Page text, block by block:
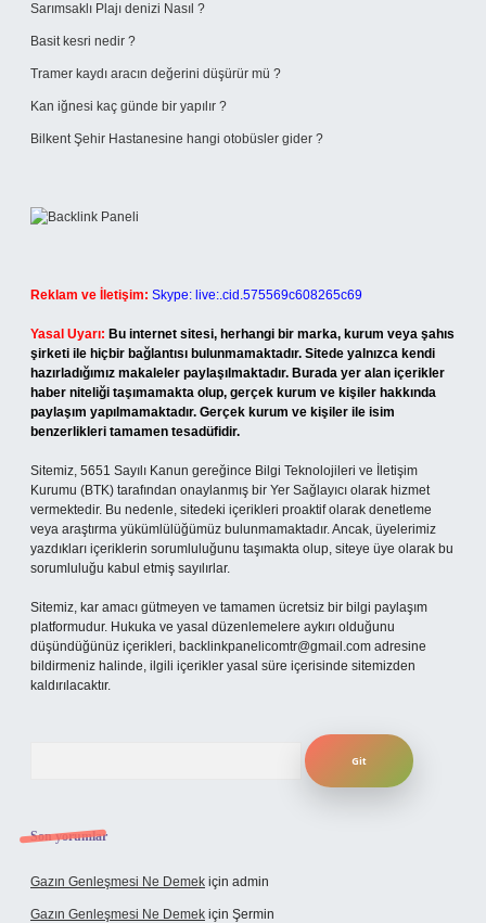
Sarımsaklı Plajı denizi Nasıl ?
Basit kesri nedir ?
Tramer kaydı aracın değerini düşürür mü ?
Kan iğnesi kaç günde bir yapılır ?
Bilkent Şehir Hastanesine hangi otobüsler gider ?
Reklam ve İletişim: Skype: live:.cid.575569c608265c69
Yasal Uyarı: Bu internet sitesi, herhangi bir marka, kurum veya şahıs
şirketi ile hiçbir bağlantısı bulunmamaktadır. Sitede yalnızca kendi
hazırladığımız makaleler paylaşılmaktadır. Burada yer alan içerikler
haber niteliği taşımamakta olup, gerçek kurum ve kişiler hakkında
paylaşım yapılmamaktadır. Gerçek kurum ve kişiler ile isim
benzerlikleri tamamen tesadüfidir.
Sitemiz, 5651 Sayılı Kanun gereğince Bilgi Teknolojileri ve İletişim
Kurumu (BTK) tarafından onaylanmış bir Yer Sağlayıcı olarak hizmet
vermektedir. Bu nedenle, sitedeki içerikleri proaktif olarak denetleme
veya araştırma yükümlülüğümüz bulunmamaktadır. Ancak, üyelerimiz
yazdıkları içeriklerin sorumluluğunu taşımakta olup, siteye üye olarak bu
sorumluluğu kabul etmiş sayılırlar.
Sitemiz, kar amacı gütmeyen ve tamamen ücretsiz bir bilgi paylaşım
platformudur. Hukuka ve yasal düzenlemelere aykırı olduğunu
düşündüğünüz içerikleri, backlinkpanelicomtr@gmail.com adresine
bildirmeniz halinde, ilgili içerikler yasal süre içerisinde sitemizden
kaldırılacaktır.
Son yorumlar
Gazın Genleşmesi Ne Demek için admin
Gazın Genleşmesi Ne Demek için Şermin